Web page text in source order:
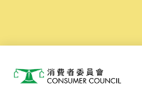
消费者委员会